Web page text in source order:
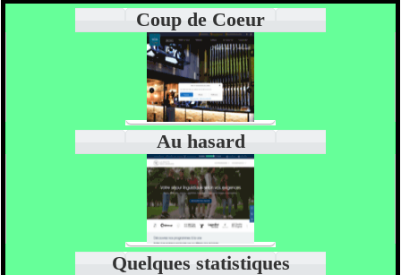
Coup de Coeur
Au hasard
Quelques statistiques